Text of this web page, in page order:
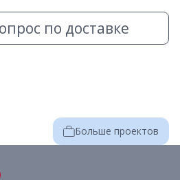
по доставке
Больше проектов